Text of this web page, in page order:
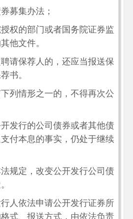
募集办法；
授权的部门或者国务院证券监
他文件。
请保荐人的，还应当报送保
书。
列情形之一的，不得再次公
开发行的公司债券或者其他债
付本息的事实，仍处于继续
法规定，改变公开发行公司债
人依法申请公开发行证券所
式、报送方式，由依法负责